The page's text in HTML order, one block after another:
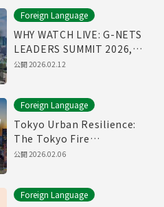
Foreign Language
WHY WATCH LIVE: G-NETS
LEADERS SUMMIT 2026,
April 27-29
公開2026.02.12
Foreign Language
Tokyo Urban Resilience:
The Tokyo Fire
Department Annual Fire
公開2026.02.06
Foreign Language